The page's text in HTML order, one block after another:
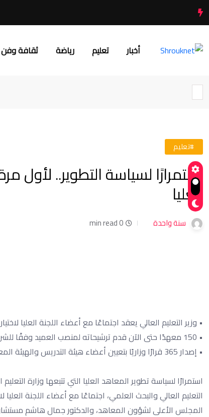
أخبار تعليم رياضة ثقافة وفن
#تعليم
استمرارًا لسياسة التطوير.. لأول
العليا
سنة واحدة 0 min read
• وزير التعليم العالي يعقد اجتماعًا مع أعضاء اللجنة العليا
• 150 معهدًا حتى الآن قدم ترشيحاته لمنصب العميد وفقًا للشروط والضوابط الجديدة
• إصدار 365 قرارًا وزاريًا بتعيين أعضاء هيئة التدريس والهيئة المعاونة بالمعاهد العليا الخاصة خلال الشهر الماضي
استمرارًا لسياسة تطوير المعاهد العليا التي تتبعها وزارة
التعليم العالي والبحث العلمي، اجتماعًا مع أعضاء اللجنة
المجلس الأعلى لشؤون المعاهد، والدكتور جمال هاشم مستشار